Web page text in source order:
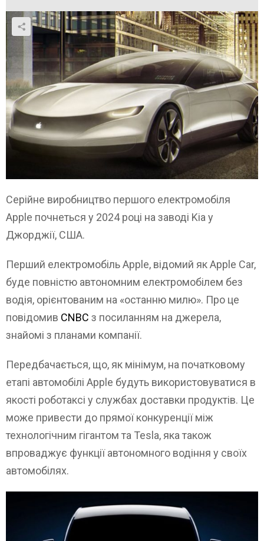
Серійне виробництво першого електромобіля
Apple почнеться у 2024 році на заводі Kia у
Джорджії, США.
Перший електромобіль Apple, відомий як Apple Car,
буде повністю автономним електромобілем без
водія, орієнтованим на «останню милю». Про це
повідомив CNBC з посиланням на джерела,
знайомі з планами компанії.
Передбачається, що, як мінімум, на початковому
етапі автомобілі Apple будуть використовуватися в
якості роботаксі у службах доставки продуктів. Це
може привести до прямої конкуренції між
технологічним гігантом та Tesla, яка також
впроваджує функції автономного водіння у своїх
автомобілях.